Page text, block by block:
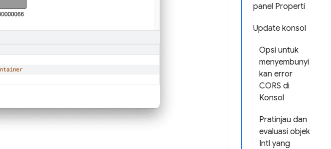
panel Properti
Update konsol
Opsi untuk
menyembunyi
kan error
CORS di
Konsol
Pratinjau dan
evaluasi objek
Intl yang